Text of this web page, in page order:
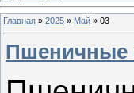
Главная » 2025 » Май » 03
Пшеничные